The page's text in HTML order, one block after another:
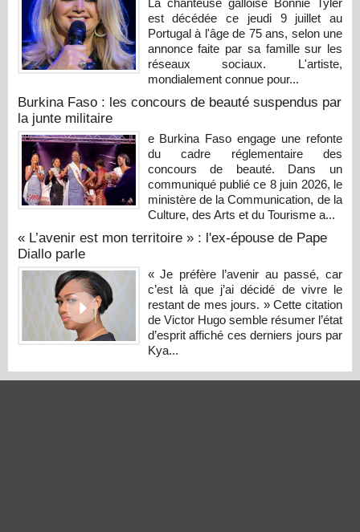
La chanteuse galloise Bonnie Tyler
est décédée ce jeudi 9 juillet au
Portugal à l'âge de 75 ans, selon une
annonce faite par sa famille sur les
réseaux sociaux. L'artiste,
mondialement connue pour...
Burkina Faso : les concours de beauté suspendus par
la junte militaire
e Burkina Faso engage une refonte
du cadre réglementaire des
concours de beauté. Dans un
communiqué publié ce 8 juin 2026, le
ministère de la Communication, de la
Culture, des Arts et du Tourisme a...
« L’avenir est mon territoire » : l'ex-épouse de Pape
Diallo parle
« Je préfère l’avenir au passé, car
c’est là que j’ai décidé de vivre le
restant de mes jours. » Cette citation
de Victor Hugo semble résumer l’état
d’esprit affiché ces derniers jours par
Kya...